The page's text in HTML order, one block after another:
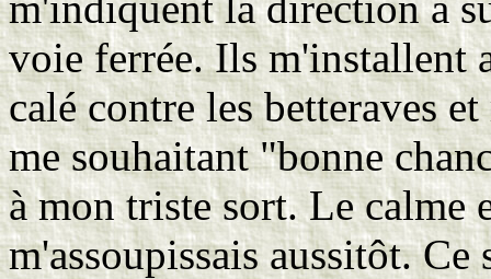
voie ferrée. Ils m'installent
calé contre les betteraves
me souhaitant "bonne
à mon triste sort. Le calme
m'assoupissais aussitôt.